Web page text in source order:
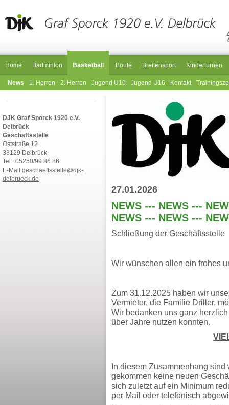
Home Badminton Basketball Boule Breitensport Kinderturnen
News 1. Herren 2. Herren Jugend U10 Jugend U16 Kontakt
DJK Graf Sporck 1920 e.V.
Delbrück
Geschäftsstelle
Oststraße 12
33129 Delbrück
Tel.: 05250/99 86 86
E-Mail:geschaeftsstelle@djk-
delbrueck.de
27.01.2026
NEWS --- NEWS ---
NEWS --- NEWS ---
Schließung der Geschäftsstelle
Wir wünschen allen ein frohes
Zum 31.12.2025 haben wir
Vermieter, die Familie Driller,
Wir bedanken uns ganz
über Jahre nutzen konnten.
In diesem Zusammenhang
gekommen keine neuen
sich zuletzt auf ein Minimum
per Mail oder telefonisch